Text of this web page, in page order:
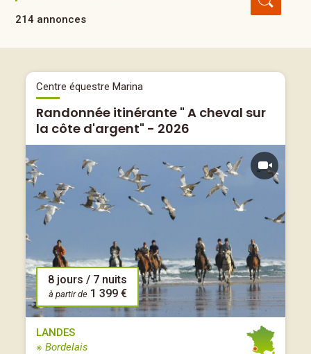
214 annonces
Centre équestre Marina
Randonnée itinérante " A cheval sur
la côte d'argent" - 2026
8 jours / 7 nuits
à partir de 1 399 €
LANDES
※ Bordelais